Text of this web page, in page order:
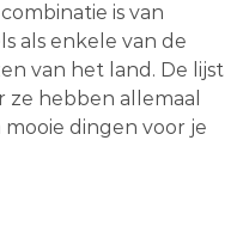
is van
als enkele van de
van het land. De lijst
ze hebben allemaal
dingen voor je